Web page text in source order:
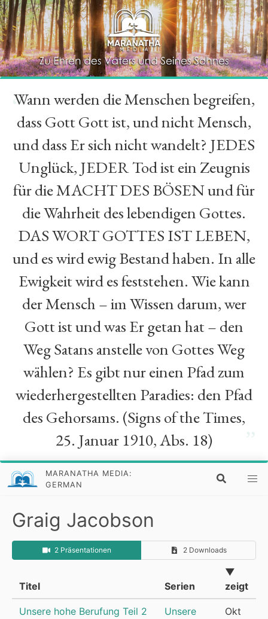
“
Wann werden die Menschen begreifen,
dass Gott Gott ist, und nicht Mensch,
und dass Er sich nicht wandelt? JEDES
Unglück, JEDER Tod ist ein Zeugnis
für die MACHT DES BÖSEN und für
die Wahrheit des lebendigen Gottes.
DAS WORT GOTTES IST LEBEN,
und es wird ewig Bestand haben. In alle
Ewigkeit wird es feststehen. Wie kann
der Mensch – im Wissen darum, wer
Gott ist und was Er getan hat – den
Weg Satans anstelle von Gottes Weg
wählen? Es gibt nur einen Pfad zum
wiederhergestellten Paradies: den Pfad
des Gehorsams. (Signs of the Times,
25. Januar 1910, Abs. 18)
MARANATHA MEDIA:
GERMAN
Graig Jacobson
2 Präsentationen 2 Downloads
Titel Serien
▼
zeigt
Unsere hohe Berufung Teil 2
Unsere
Okt